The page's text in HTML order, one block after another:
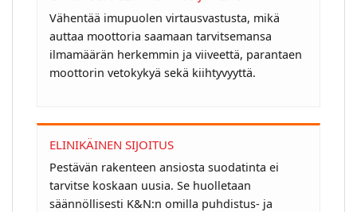
Vähentää imupuolen virtausvastusta, mikä
auttaa moottoria saamaan tarvitsemansa
ilmamäärän herkemmin ja viiveettä, parantaen
moottorin vetokykyä sekä kiihtyvyyttä.
ELINIKÄINEN SIJOITUS
Pestävän rakenteen ansiosta suodatinta ei
tarvitse koskaan uusia. Se huolletaan
säännöllisesti K&N:n omilla puhdistus- ja